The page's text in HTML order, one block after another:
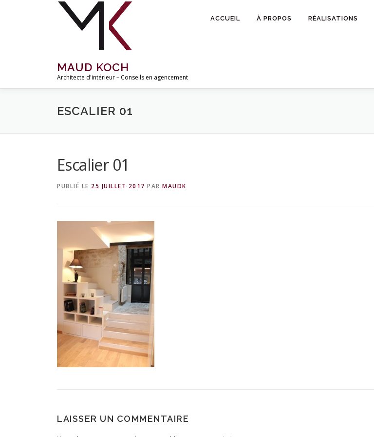
MAUD KOCH
Architecte d'intérieur – Conseils en agencement
ACCUEIL À PROPOS RÉALISATIONS
ESCALIER 01
Escalier 01
PUBLIÉ LE 25 JUILLET 2017 PAR MAUDK
LAISSER UN COMMENTAIRE